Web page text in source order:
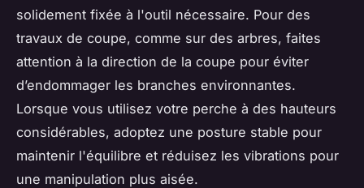
solidement fixée à l'outil nécessaire. Pour des
travaux de coupe, comme sur des arbres, faites
attention à la direction de la coupe pour éviter
d’endommager les branches environnantes.
Lorsque vous utilisez votre perche à des hauteurs
considérables, adoptez une posture stable pour
maintenir l'équilibre et réduisez les vibrations pour
une manipulation plus aisée.